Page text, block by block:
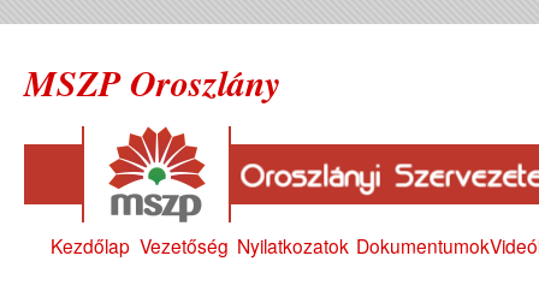
MSZP Oroszlány
Kezdőlap Vezetőség Nyilatkozatok Dokumentumok